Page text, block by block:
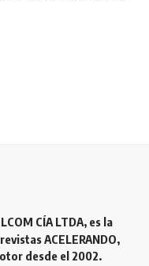
CÍA LTDA, es la
ACELERANDO,
desde el 2002.